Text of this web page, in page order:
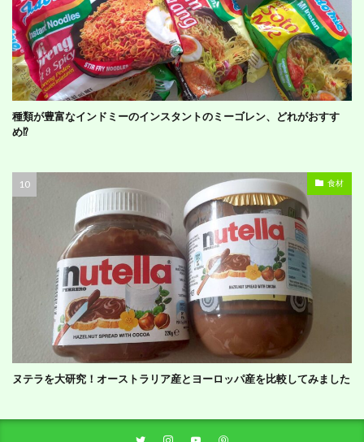
種類が豊富なインドミーのインスタントのミーゴレン、どれがおすす
め⁉︎
食材
ヌテラを大研究！オーストラリア産とヨーロッパ産を比較してみました